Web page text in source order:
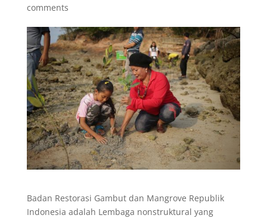
comments
Badan Restorasi Gambut dan Mangrove Republik
Indonesia adalah Lembaga nonstruktural yang